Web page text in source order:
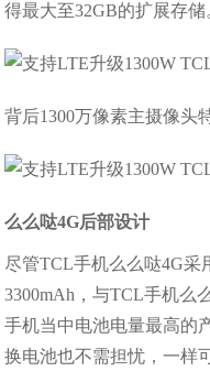
得最大至32GB的扩展存储
背后1300万像素主摄像头
么么哒4G后部设计
尽管TCL手机么么哒4G
3300mAh，与TCL手机么
手机当中电池电量最高的
换电池也不需担忧，一样